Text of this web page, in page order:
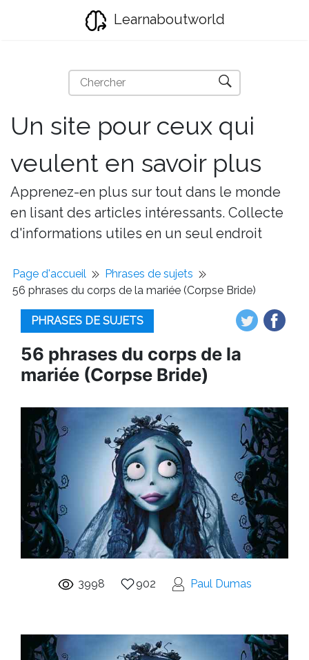
Learnaboutworld
Un site pour ceux qui
veulent en savoir plus
Apprenez-en plus sur tout dans le monde
en lisant des articles intéressants. Collecte
d'informations utiles en un seul endroit
Page d'accueil
Phrases de sujets
56 phrases du corps de la mariée (Corpse Bride)
PHRASES DE SUJETS
56 phrases du corps de la
mariée (Corpse Bride)
3998 902 Paul Dumas